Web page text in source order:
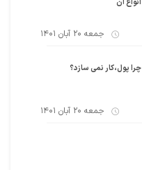
انواع آن
جمعه 20 آبان 1401
چرا پول،کار نمی سازد؟
جمعه 20 آبان 1401